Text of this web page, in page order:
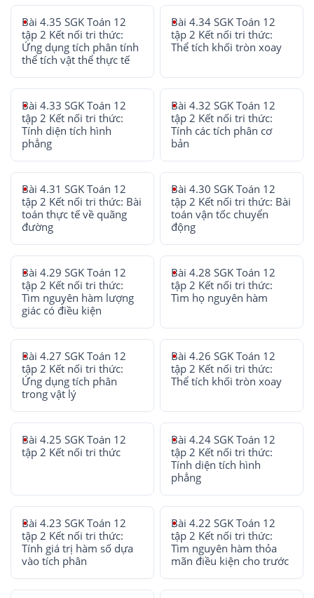
Bài 4.35 SGK Toán 12
tập 2 Kết nối tri thức:
Ứng dụng tích phân tính
thể tích vật thể thực tế
Bài 4.34 SGK Toán 12
tập 2 Kết nối tri thức:
Thể tích khối tròn xoay
Bài 4.33 SGK Toán 12
tập 2 Kết nối tri thức:
Tính diện tích hình
phẳng
Bài 4.32 SGK Toán 12
tập 2 Kết nối tri thức:
Tính các tích phân cơ
bản
Bài 4.31 SGK Toán 12
tập 2 Kết nối tri thức: Bài
toán thực tế về quãng
đường
Bài 4.30 SGK Toán 12
tập 2 Kết nối tri thức: Bài
toán vận tốc chuyển
động
Bài 4.29 SGK Toán 12
tập 2 Kết nối tri thức:
Tìm nguyên hàm lượng
giác có điều kiện
Bài 4.28 SGK Toán 12
tập 2 Kết nối tri thức:
Tìm họ nguyên hàm
Bài 4.27 SGK Toán 12
tập 2 Kết nối tri thức:
Ứng dụng tích phân
trong vật lý
Bài 4.26 SGK Toán 12
tập 2 Kết nối tri thức:
Thể tích khối tròn xoay
Bài 4.25 SGK Toán 12
tập 2 Kết nối tri thức
Bài 4.24 SGK Toán 12
tập 2 Kết nối tri thức:
Tính diện tích hình
phẳng
Bài 4.23 SGK Toán 12
tập 2 Kết nối tri thức:
Tính giá trị hàm số dựa
vào tích phân
Bài 4.22 SGK Toán 12
tập 2 Kết nối tri thức:
Tìm nguyên hàm thỏa
mãn điều kiện cho trước